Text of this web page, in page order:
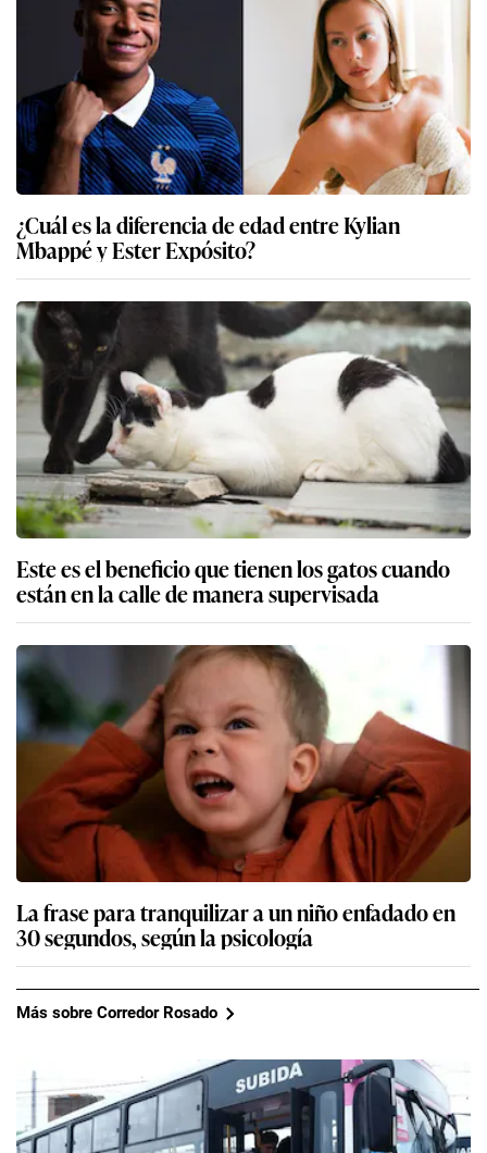
¿Cuál es la diferencia de edad entre Kylian
Mbappé y Ester Expósito?
Este es el beneficio que tienen los gatos cuando
están en la calle de manera supervisada
La frase para tranquilizar a un niño enfadado en
30 segundos, según la psicología
Más sobre Corredor Rosado